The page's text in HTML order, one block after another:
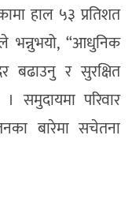
हाल ५३ प्रतिशत
भन्नुभयो, “आधुनिक
बढाउनु र सुरक्षित
समुदायमा परिवार
बारेमा सचेतना